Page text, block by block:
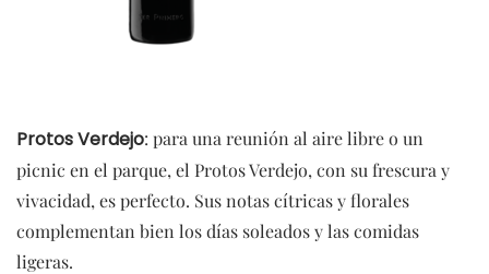
Protos Verdejo: para una reunión al aire libre o un
picnic en el parque, el Protos Verdejo, con su frescura y
vivacidad, es perfecto. Sus notas cítricas y florales
complementan bien los días soleados y las comidas
ligeras.